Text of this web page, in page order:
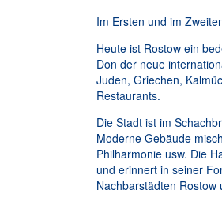
Im Ersten und im
Heute ist Rostow ein
Don der neue
Juden, Griechen,
Restaurants.
Die Stadt ist im
Moderne Gebäude
Philharmonie usw. Die
und erinnert in seiner
Nachbarstädten